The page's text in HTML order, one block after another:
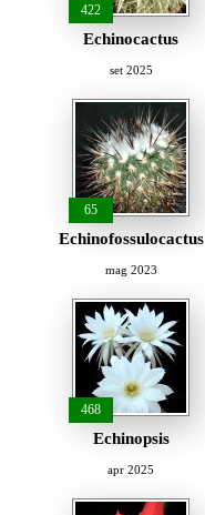
422
Echinocactus
set 2025
65
Echinofossulocactus
mag 2023
468
Echinopsis
apr 2025